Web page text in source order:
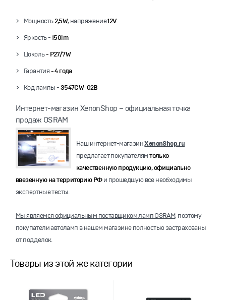
Мощность2,5W, напряжение12V
Яркость -150lm
Цоколь- P27/7W
Гарантия- 4 года
Код лампы -3547CW-02B
Интернет-магазин XenonShop – официальная точка
продаж OSRAM
Наш интернет-магазинXenonShop.ru
предлагает покупателямтолько
качественную продукцию, официально
ввезенную на территорию РФи прошедшую все необходимы
экспертные тесты.
Мы являемся официальным поставщиком ламп OSRAM, поэтому
покупатели автоламп в нашем магазине полностью застрахованы
от подделок.
Товары из этой же категории